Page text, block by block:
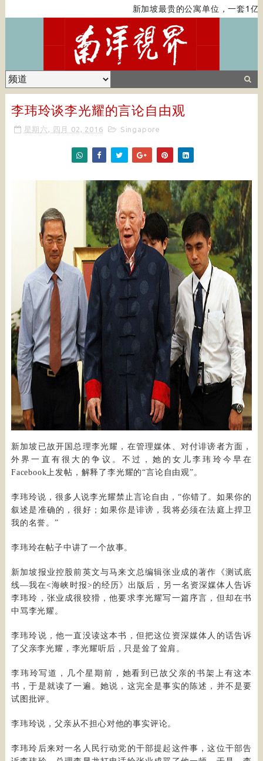
新加坡最贵的公寓单位，一套1亿
李玮玲谈李光耀的言论自由观
星期六, 四月 02, 2016 Singapore
新加坡已故开国总理李光耀，在管理媒体、对付诽谤者方面，
外界一直有很大的争议。不过，她的女儿李玮玲今早在
Facebook上发帖，解释了李光耀的“言论自由观”。
李玮玲说，很多人说李光耀禁止言论自由，“你错了。如果你的
叙述是准确的，很好；如果你是诽谤，我将必须在法庭上捍卫
我的名誉。”
李玮玲在帖子中讲了一个故事。
新加坡报业控股前英文与马来文总编辑张业成的著作《测试底
线—我在<海峡时报>的经历》出版后，另一名资深媒体人告诉
李玮玲，张业成很狡猾，他要求李光耀写一篇序言，但却在书
中骂李光耀。
李玮玲说，他一直没读这本书，但把这位资深媒体人的话告诉
了父亲李光耀，李光耀听后，只是耸了耸肩。
李玮玲写道，几个星期前，她看到已故父亲的书架上有这本
书，于是就读了一遍。她说，这完全是事实的陈述，并不是要
试图批评。
李玮玲说，父亲从不担心对他的事实评论。
李玮玲后来对一名人民行动党的干部提起这件事，这位干部告